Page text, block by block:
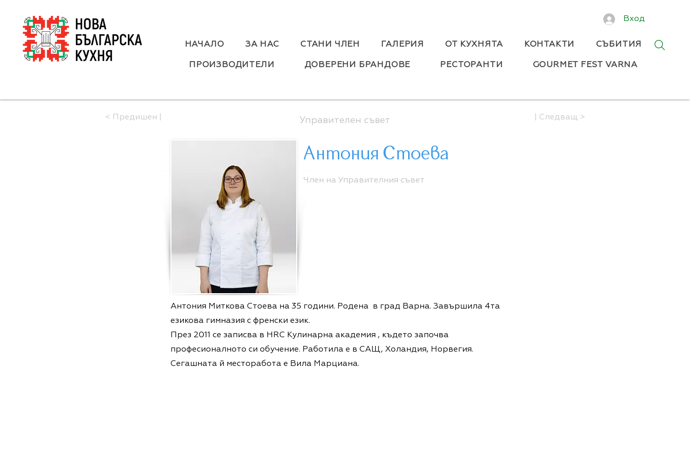
Вход
НАЧАЛО ЗА НАС СТАНИ ЧЛЕН ГАЛЕРИЯ ОТ КУХНЯТА КОНТАКТИ СЪБИТИЯ
ПРОИЗВОДИТЕЛИ ДОВЕРЕНИ БРАНДОВЕ РЕСТОРАНТИ GOURMET FEST VARNA
< Предишен | Управителен съвет | Следващ >
Антония Стоева
Член на Управителния съвет
Антония Миткова Стоева на 35 години. Родена в град Варна. Завършила 4та
езикова гимназия с френски език.
През 2011 се записва в HRC Кулинарна академия , където започва
професионалното си обучение. Работила е в САЩ, Холандия, Норвегия.
Сегашната й месторабота е Вила Марциана.